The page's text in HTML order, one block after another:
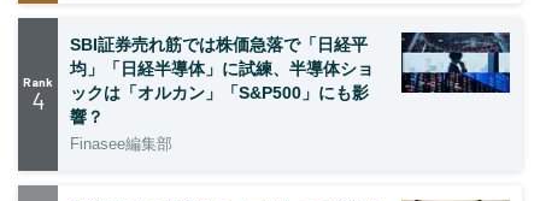
Rank
4
SBI証券売れ筋では株価急落で「日経平
均」「日経半導体」に試練、半導体ショ
ックは「オルカン」「S&P500」にも影
響？
Finasee編集部